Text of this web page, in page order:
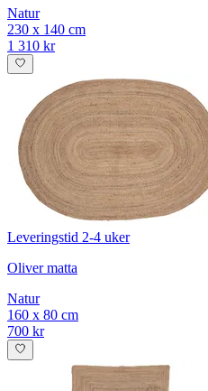
Natur
230 x 140 cm
1 310 kr
Leveringstid 2-4 uker
Oliver matta
Natur
160 x 80 cm
700 kr